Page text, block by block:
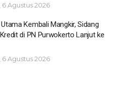
6 Agustus 2026
Kembali Mangkir, Sidang
di PN Purwokerto Lanjut ke
6 Agustus 2026